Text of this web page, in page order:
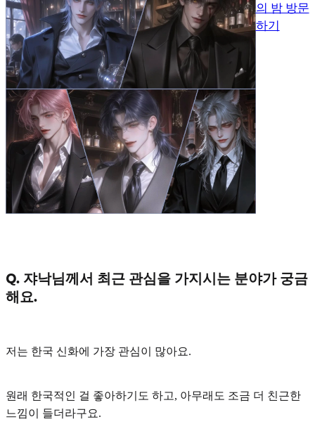
의 밤 방문
하기
Q. 쟈낙님께서 최근 관심을 가지시는 분야가 궁금
해요.
저는 한국 신화에 가장 관심이 많아요.
원래 한국적인 걸 좋아하기도 하고, 아무래도 조금 더 친근한
느낌이 들더라구요.